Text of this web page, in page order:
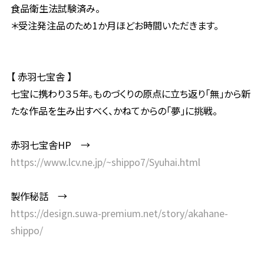
食品衛生法試験済み。
＊受注発注品のため1か月ほどお時間いただきます。
【 赤羽七宝舎 】
七宝に携わり３５年。ものづくりの原点に立ち返り「無」から新
たな作品を生み出すべく、かねてからの「夢」に挑戦。
赤羽七宝舎HP →
https://www.lcv.ne.jp/~shippo7/Syuhai.html
製作秘話 →
https://design.suwa-premium.net/story/akahane-
shippo/